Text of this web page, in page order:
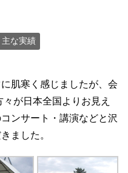
な実績
肌寒く感じましたが、会
が日本全国よりお見え
ンサート・講演などと沢
ました。